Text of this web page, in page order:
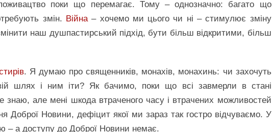
поки що перемагає. Тому – однозначно: багато що
змін. Війна– хочемо ми цього чи ні – стимулює зміну
наш душпастирський підхід, бути більш відкритими, більш
. Я думаю про священників, монахів, монахинь: чи захочуть
шлях і ним іти? Як бачимо, поки що всі завмерли в стані
знаю, але мені шкода втраченого часу і втрачених можливостей
Доброї Новини, дефіцит якої ми зараз так гостро відчуваємо. У
– а доступу до Доброї Новини немає.